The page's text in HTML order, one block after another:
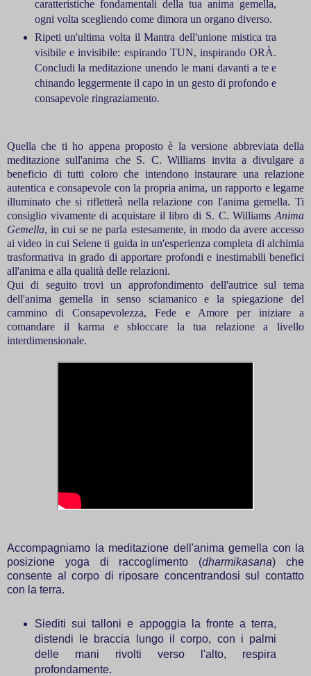
caratteristiche fondamentali della tua anima gemella,
ogni volta scegliendo come dimora un organo diverso.
Ripeti un'ultima volta il Mantra dell'unione mistica tra
visibile e invisibile: espirando TUN, inspirando ORÀ.
Concludi la meditazione unendo le mani davanti a te e
chinando leggermente il capo in un gesto di profondo e
consapevole ringraziamento.
Quella che ti ho appena proposto è la versione abbreviata della
meditazione sull'anima che S. C. Williams invita a divulgare a
beneficio di tutti coloro che intendono instaurare una relazione
autentica e consapevole con la propria anima, un rapporto e legame
illuminato che si rifletterà nella relazione con l'anima gemella. Ti
consiglio vivamente di acquistare il libro di S. C. Williams Anima
Gemella, in cui se ne parla estesamente, in modo da avere accesso
ai video in cui Selene ti guida in un'esperienza completa di alchimia
trasformativa in grado di apportare profondi e inestimabili benefici
all'anima e alla qualità delle relazioni.
Qui di seguito trovi un approfondimento dell'autrice sul tema
dell'anima gemella in senso sciamanico e la spiegazione del
cammino di Consapevolezza, Fede e Amore per iniziare a
comandare il karma e sbloccare la tua relazione a livello
interdimensionale.
Accompagniamo la meditazione dell'anima gemella con la
posizione yoga di raccoglimento (dharmikasana) che
consente al corpo di riposare concentrandosi sul contatto
con la terra.
Siediti sui talloni e appoggia la fronte a terra,
distendi le braccia lungo il corpo, con i palmi
delle mani rivolti verso l'alto, respira
profondamente.